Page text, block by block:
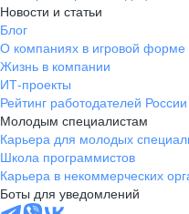
Новости и статьи
Блог
О компаниях в игровой форме
Жизнь в компании
ИТ-проекты
Рейтинг работодателей России
Молодым специалистам
Карьера для молодых
Школа программистов
Карьера в некоммерческих
Боты для уведомлений